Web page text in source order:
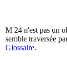
M 24 n'est pas un
semble traversée
Glossaire.